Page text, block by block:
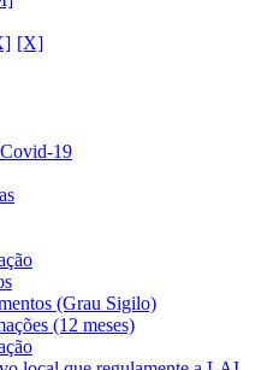
19
(Grau Sigilo)
(12 meses)